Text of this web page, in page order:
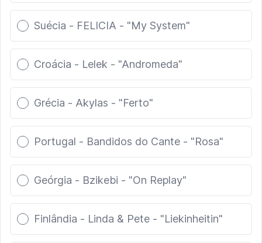
Suécia - FELICIA - "My System"
Croácia - Lelek - "Andromeda"
Grécia - Akylas - "Ferto"
Portugal - Bandidos do Cante - "Rosa"
Geórgia - Bzikebi - "On Replay"
Finlândia - Linda & Pete - "Liekinheitin"